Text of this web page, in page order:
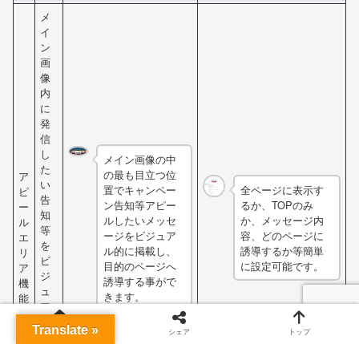
ア
ピ
ー
ル
エ
リ
ア
機
能
メ
イ
ン
画
像
内
に
発
信
し
た
い
告
知
等
を
ビ
ジ
ュ
ア
的
メイン画像の中
の最も目立つ位
置でキャンペー
ン告知等アピー
ルしたいメッセ
ージをビジュア
ル的に掲載し、
目的のページへ
誘導する事がで
きます。
全ページに表示す
るか、TOPのみ
か、メッセージ内
容、どのページに
誘導するか等簡単
に設定可能です。
ホーム シェア トップ
Translate »